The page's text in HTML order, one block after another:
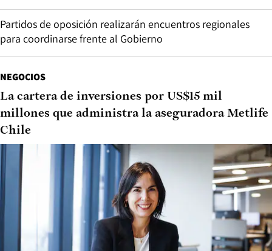
Partidos de oposición realizarán encuentros regionales
para coordinarse frente al Gobierno
NEGOCIOS
La cartera de inversiones por US$15 mil
millones que administra la aseguradora Metlife
Chile